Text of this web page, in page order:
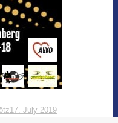
17. July 2019